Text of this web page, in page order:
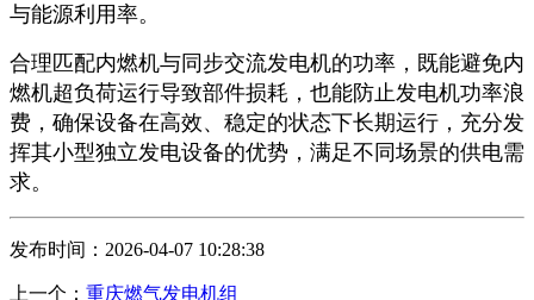
与能源利用率。
合理匹配内燃机与同步交流发电机的功率，既能避免内
燃机超负荷运行导致部件损耗，也能防止发电机功率浪
费，确保设备在高效、稳定的状态下长期运行，充分发
挥其小型独立发电设备的优势，满足不同场景的供电需
求。
发布时间：2026-04-07 10:28:38
上一个： 重庆燃气发电机组